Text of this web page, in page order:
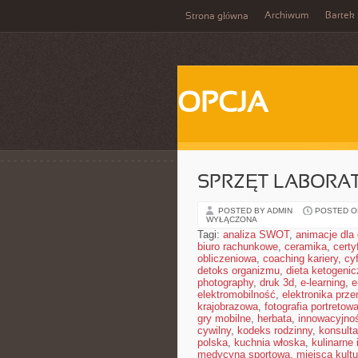
Strona główna Archiwum Bartek
OPCJA
SPRZĘT
POSTED BY ADMIN
POSTED
WYŁĄCZONA
Tagi: analiza SWOT, animacje dla
biuro rachunkowe, ceramika,
obliczeniowa, coaching kariery,
detoks organizmu, dieta
photography, druk 3d, e-learning,
elektromobilność, elektronika
krajobrazowa, fotografia portretowa
gry mobilne, herbata,
cywilny, kodeks rodzinny,
polska, kuchnia włoska, kulinarne
medycyna sportowa, miejsca kultu